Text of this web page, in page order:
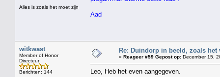
Alles is zoals het moet zijn
Aad
witkwast
Member of Honor
Directeur
Berichten: 144
Re: Duindorp in beeld, zoals het
« Reageer #59 Gepost op: December 15,
Leo, Heb het even aangegeven.